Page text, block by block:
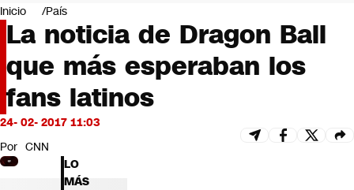
Negocios
Deportes
Programas completos
Cultura
Servicios
Bits
CNN tiempo
Futuro 360
Opinión
Inicio País
La noticia de Dragon Ball
que más esperaban los
fans latinos
24- 02- 2017 11:03
Por CNN
LO
MÁS